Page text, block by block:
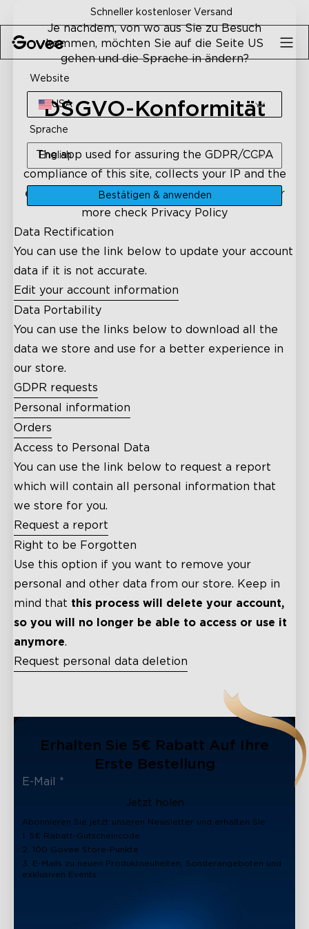
Schneller kostenloser Versand
DSGVO-Konformität
The app used for assuring the GDPR/CCPA
compliance of this site, collects your IP and the
email address in order to process the data. For
more check Privacy Policy
Data Rectification
You can use the link below to update your account
data if it is not accurate.
Edit your account information
Data Portability
You can use the links below to download all the
data we store and use for a better experience in
our store.
GDPR requests
Personal information
Orders
Access to Personal Data
You can use the link below to request a report
which will contain all personal information that
we store for you.
Request a report
Right to be Forgotten
Use this option if you want to remove your
personal and other data from our store. Keep in
mind that this process will delete your account,
so you will no longer be able to access or use it
anymore.
Request personal data deletion
Je nachdem, von wo aus Sie zu Besuch
kommen, möchten Sie auf die Seite US
gehen und die Sprache in ändern?
Website
USA
Sprache
English
Bestätigen & anwenden
Erhalten Sie 5€ Rabatt Auf Ihre
Erste Bestellung
Jetzt holen
Abonnieren Sie jetzt unseren Newsletter und erhalten Sie:
1. 5€ Rabatt-Gutscheincode
2. 100 Govee Store-Punkte
3. E-Mails zu neuen Produktneuheiten, Sonderangeboten und
exklusiven Events